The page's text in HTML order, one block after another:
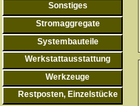
Sonstiges
Stromaggregate
Systembauteile
Werkstattausstattung
Werkzeuge
Restposten, Einzelstücke